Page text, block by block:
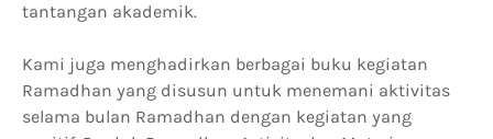
tantangan akademik.
Kami juga menghadirkan berbagai buku kegiatan
Ramadhan yang disusun untuk menemani aktivitas
selama bulan Ramadhan dengan kegiatan yang